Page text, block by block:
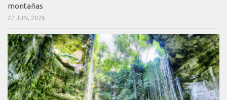
montañas
27 JUN, 2026